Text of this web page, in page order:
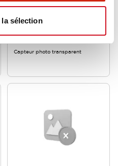
sélection
SA1E Miniature Laser and
Capteur photo transparent